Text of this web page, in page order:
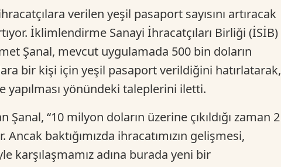
verilen yeşil pasaport sayısını artıracak
İklimlendirme Sanayi İhracatçıları Birliği (İSİB)
Şanal, mevcut uygulamada 500 bin doların
bir kişi için yeşil pasaport verildiğini hatırlatarak,
yönündeki taleplerini iletti.
“10 milyon doların üzerine çıkıldığı zaman 2
baktığımızda ihracatımızın gelişmesi,
karşılaşmamız adına burada yeni bir